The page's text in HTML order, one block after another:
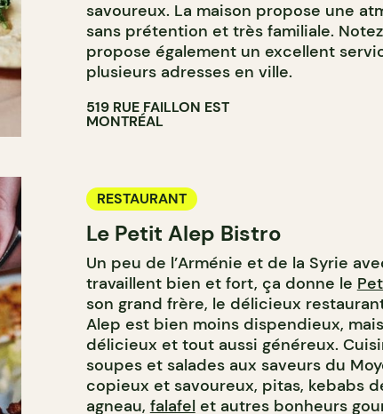
savoureux. La maison propose une
sans prétention et très familiale.
propose également un excellent
plusieurs adresses en ville.
519 RUE FAILLON EST
MONTRÉAL
RESTAURANT
Le Petit Alep Bistro
Un peu de l’Arménie et de la Syrie
travaillent bien et fort, ça donne le
son grand frère, le délicieux
Alep est bien moins dispendieux,
délicieux et tout aussi généreux.
soupes et salades aux saveurs du
copieux et savoureux, pitas, kebabs
agneau, falafelet autres bonheurs